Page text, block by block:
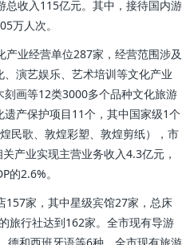
收入115亿元。其中，接待国内游
万人次。
业经营单位287家，经营范围涉及
演艺娱乐、艺术培训等文化产业
画等12类3000多个品种文化旅游
产保护项目11个，其中国家级1个
民歌、敦煌彩塑、敦煌剪纸），市
产业实现主营业务收入4.3亿元，
的2.6%。
家，其中星级宾馆27家，总床
旅行社达到162家。全市现有导游